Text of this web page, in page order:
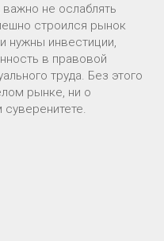
не ослаблять
строился рынок
нужны инвестиции,
в правовой
труда. Без этого
рынке, ни о